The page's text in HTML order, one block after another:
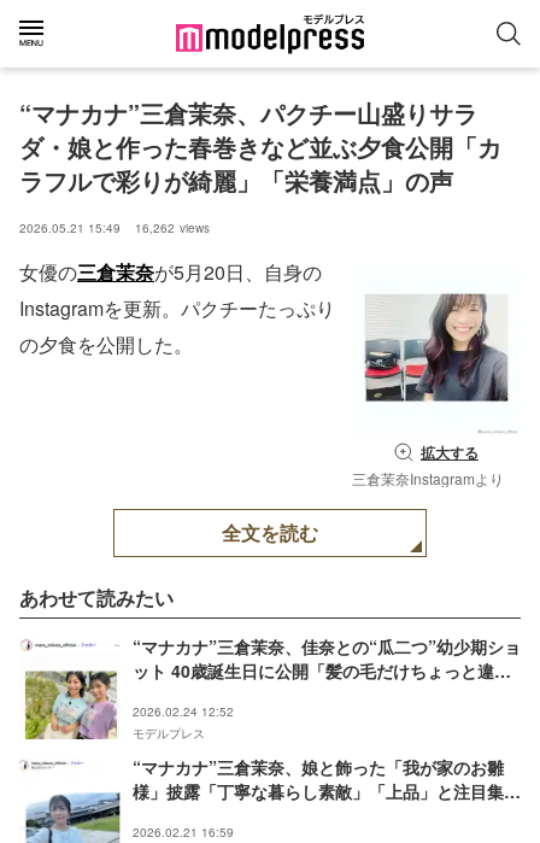
“マナカナ”三倉茉奈、パクチー山盛りサラ
ダ・娘と作った春巻きなど並ぶ夕食公開「カ
ラフルで彩りが綺麗」「栄養満点」の声
2026.05.21 15:49 16,262 views
拡大する
三倉茉奈Instagramより
女優の三倉茉奈が5月20日、自身の
Instagramを更新。パクチーたっぷり
の夕食を公開した。
全文を読む
あわせて読みたい
“マナカナ”三倉茉奈、佳奈との“瓜二つ”幼少期ショ
ット 40歳誕生日に公開「髪の毛だけちょっと違
2026.02.24 12:52
モデルプレス
“マナカナ”三倉茉奈、娘と飾った「我が家のお雛
様」披露「丁寧な暮らし素敵」「上品」と注目集ま
2026.02.21 16:59